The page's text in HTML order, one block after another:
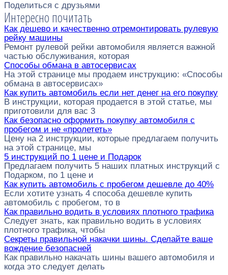
Поделиться с друзьями
Интересно почитать
Как дешево и качественно отремонтировать рулевую
рейку машины
Ремонт рулевой рейки автомобиля является важной
частью обслуживания, которая
Способы обмана в автосервисах
На этой странице мы продаем инструкцию: «Способы
обмана в автосервисах»
Как купить автомобиль если нет денег на его покупку
В инструкции, которая продается в этой статье, мы
приготовили для вас 3
Как безопасно оформить покупку автомобиля с
пробегом и не «пролететь»
Цену на 2 инструкции, которые предлагаем получить
на этой странице, мы
5 инструкций по 1 цене и Подарок
Предлагаем получить 5 наших платных инструкций с
Подарком, по 1 цене и
Как купить автомобиль с пробегом дешевле до 40%
Если хотите узнать 4 способа дешевле купить
автомобиль с пробегом, то в
Как правильно водить в условиях плотного трафика
Следует знать, как правильно водить в условиях
плотного трафика, чтобы
Секреты правильной накачки шины. Сделайте ваше
вождение безопасней
Как правильно накачать шины вашего автомобиля и
когда это следует делать